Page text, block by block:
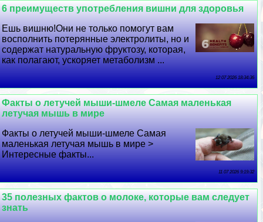
6 преимуществ употрeбления вишни для здоровья
Ешь вишню!Они не только помогут вам
восполнить потерянные электролиты, но и
содержат натуральную фруктозу, которая,
как полагают, ускоряет метаболизм ...
12 07 2026 18:34:36
Факты о летучей мыши-шмеле Самая маленькая
летучая мышь в мире
Факты о летучей мыши-шмеле Самая
маленькая летучая мышь в мире >
Интересные факты...
11 07 2026 9:19:32
35 полезных фактов о молоке, которые вам следует
знать